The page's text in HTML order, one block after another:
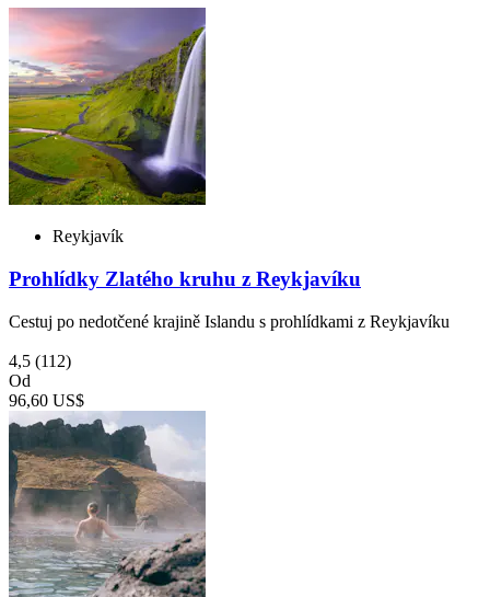
Reykjavík
Prohlídky Zlatého kruhu z Reykjavíku
Cestuj po nedotčené krajině Islandu s prohlídkami z Reykjavíku
4,5 (112)
Od
96,60 US$